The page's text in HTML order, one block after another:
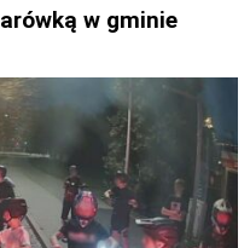
w gminie